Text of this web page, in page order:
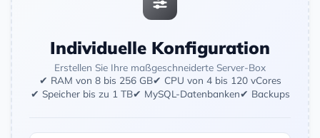
Individuelle Konfiguration
Erstellen Sie Ihre maßgeschneiderte Server-Box
✔ RAM von 8 bis 256 GB✔ CPU von 4 bis 120 vCores
✔ Speicher bis zu 1 TB✔ MySQL-Datenbanken✔ Backups